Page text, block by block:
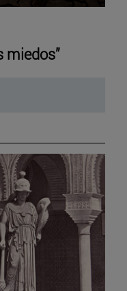
miedos”